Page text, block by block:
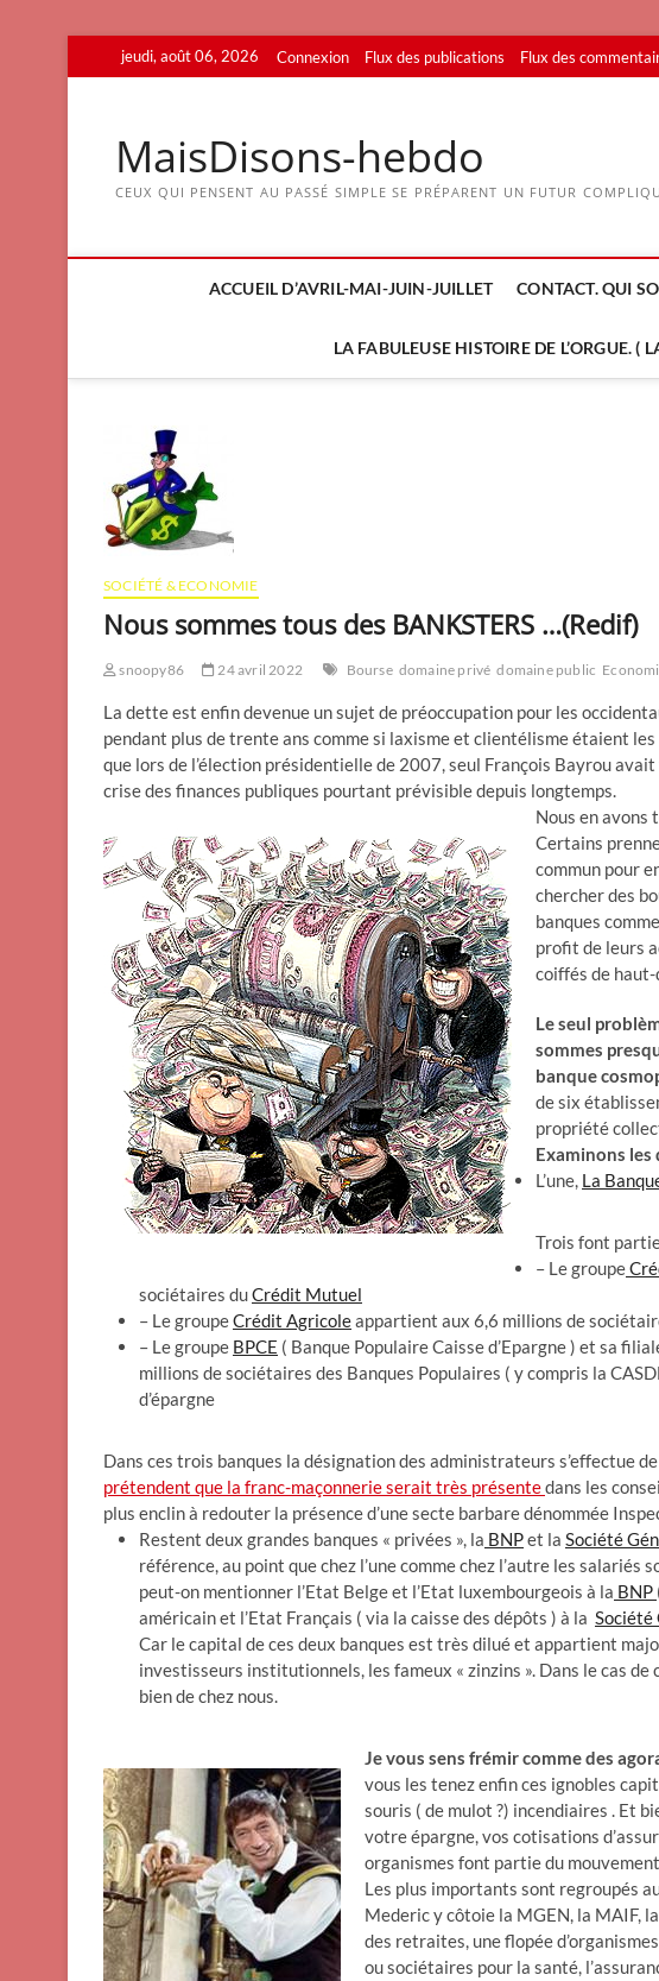
to
jeudi, août 06, 2026 Connexion Flux des publications Flux des
MaisDisons-hebdo
CEUX QUI PENSENT AU PASSÉ SIMPLE SE PRÉPARENT UN FUTUR
ACCUEIL D’AVRIL-MAI-JUIN-JUILLET CONTACT. QUI
LA FABULEUSE HISTOIRE DE L’ORGUE. (
SOCIÉTÉ & ECONOMIE
Nous sommes tous des BANKSTERS …(Redif)
snoopy86 24 avril 2022 Bourse domaine privé domaine public
La dette est enfin devenue un sujet de préoccupation pour les
pendant plus de trente ans comme si laxisme et clientélisme étaient
que lors de l’élection présidentielle de 2007, seul François Bayrou
crise des finances publiques pourtant prévisible depuis longtemps.
Nous en avons
Certains
commun pour
chercher des
banques
profit de leurs
coiffés de
Le seul
sommes
banque
de six
propriété
Examinons les
L’une, La
Trois font
– Le groupe
sociétaires duCrédit Mutuel
– Le groupeCrédit Agricoleappartient aux 6,6 millions de
– Le groupe BPCE ( Banque Populaire Caisse d’Epargne ) et sa
millions de sociétaires des Banques Populaires ( y compris la
d’épargne
Dans ces trois banques la désignation des administrateurs s’effectue
prétendent que la franc-maçonnerie serait très présentedans les
plus enclin à redouter la présence d’une secte barbare dénommée
Restent deux grandes banques « privées », la BNPet la Société
référence, au point que chez l’une comme chez l’autre les salariés
peut-on mentionner l’Etat Belge et l’Etat luxembourgeois à la BNP
américain et l’Etat Français ( via la caisse des dépôts ) à la Société
Car le capital de ces deux banques est très dilué et appartient
investisseurs institutionnels, les fameux « zinzins ». Dans le cas
bien de chez nous.
Je vous sens frémir comme des
vous les tenez enfin ces ignobles
souris ( de mulot ?) incendiaires . Et
votre épargne, vos cotisations
organismes font partie du
Les plus importants sont regroupés
Mederic y côtoie la MGEN, la MAIF,
des retraites, une flopée
ou sociétaires pour la santé,